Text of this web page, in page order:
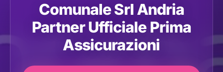
Comunale Srl Andria
Partner Ufficiale Prima
Assicurazioni